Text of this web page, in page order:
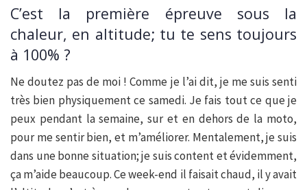
C’est la première épreuve sous la
chaleur, en altitude; tu te sens toujours
à 100% ?
Ne doutez pas de moi ! Comme je l’ai dit, je me suis senti
très bien physiquement ce samedi. Je fais tout ce que je
peux pendant la semaine, sur et en dehors de la moto,
pour me sentir bien, et m’améliorer. Mentalement, je suis
dans une bonne situation; je suis content et évidemment,
ça m’aide beaucoup. Ce week-end il faisait chaud, il y avait